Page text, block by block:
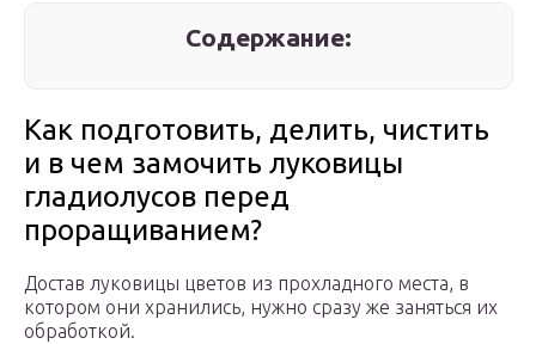
Содержание:
Как подготовить, делить, чистить
и в чем замочить луковицы
гладиолусов перед
проращиванием?
Достав луковицы цветов из прохладного места, в
котором они хранились, нужно сразу же заняться их
обработкой.